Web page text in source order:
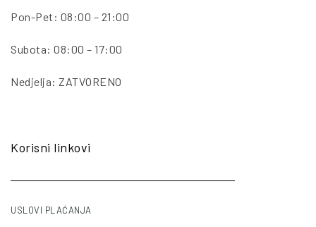
Pon-Pet: 08:00 – 21:00
Subota: 08:00 – 17:00
Nedjelja: ZATVORENO
Korisni linkovi
USLOVI PLAĆANJA